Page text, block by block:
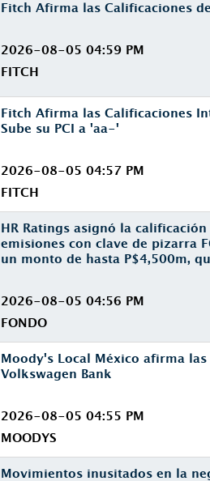
Fitch Afirma las Calificaciones
2026-08-05 04:59 PM
FITCH
Fitch Afirma las Calificaciones
Sube su PCI a 'aa-'
2026-08-05 04:57 PM
FITCH
HR Ratings asignó la
emisiones con clave de pizarra
un monto de hasta P$4,500m,
2026-08-05 04:56 PM
FONDO
Moody's Local México afirma
Volkswagen Bank
2026-08-05 04:55 PM
MOODYS
Movimientos inusitados en la